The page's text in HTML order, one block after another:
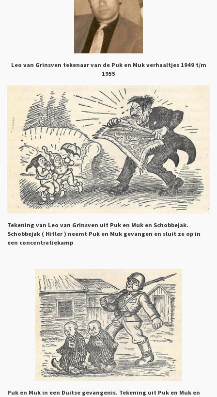
Leo van Grinsven tekenaar van de Puk en Muk verhaaltjes 1949 t/m
1955
Tekening van Leo van Grinsven uit Puk en Muk en Schobbejak.
Schobbejak ( Hitler ) neemt Puk en Muk gevangen en sluit ze op in
een concentratiekamp
Puk en Muk in een Duitse gevangenis. Tekening uit Puk en Muk en